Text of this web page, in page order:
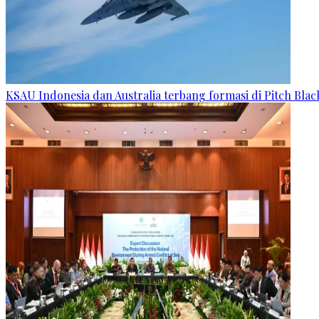
KSAU Indonesia dan Australia terbang formasi di Pitch